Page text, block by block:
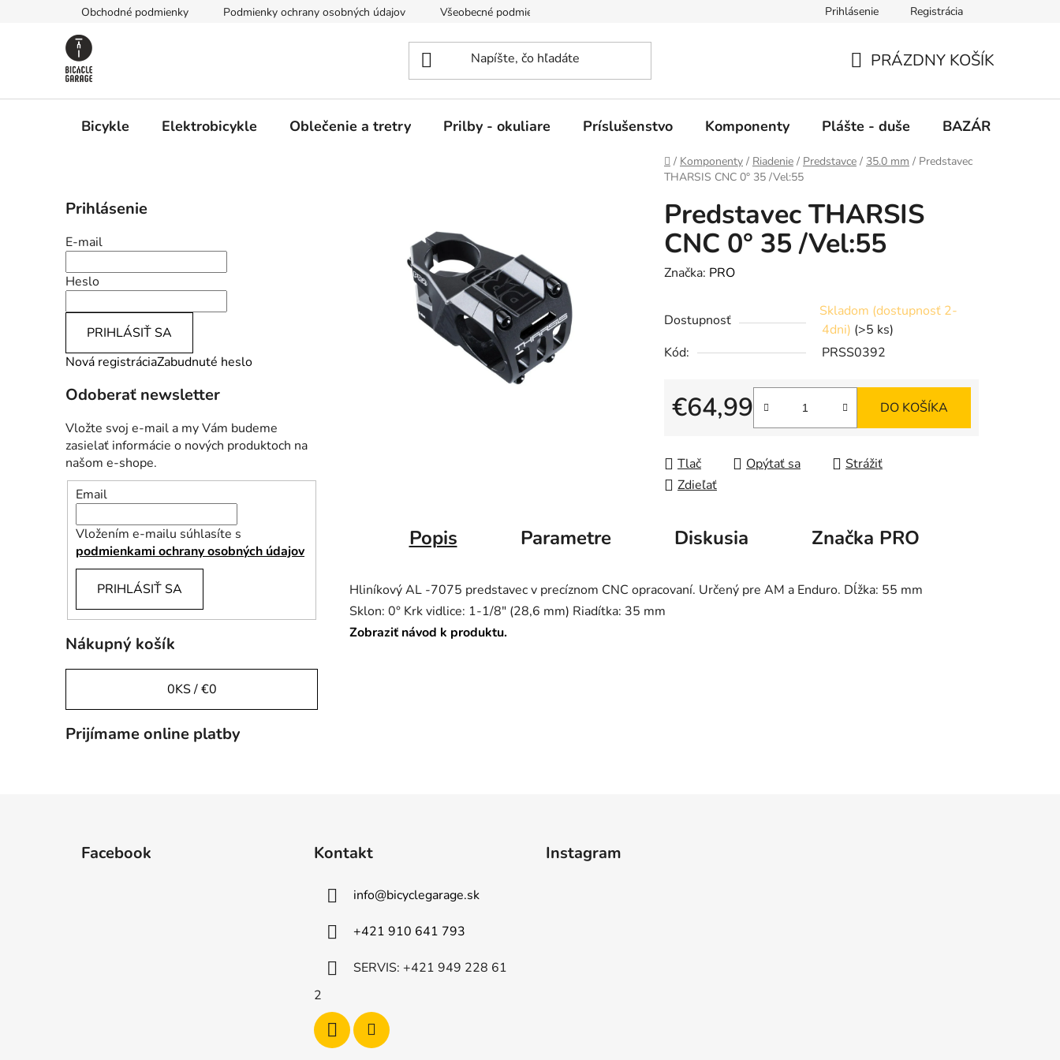
Obchodné podmienky Podmienky ochrany osobných údajov Všeobecné podmienky nájmu Prihlásenie Registrácia
KOŠÍK
PRÁZDNY KOŠÍK
Bicykle Elektrobicykle Oblečenie a tretry Prilby - okuliare Príslušenstvo Komponenty Plášte - duše BAZÁR
Domov
/ Komponenty / Riadenie / Predstavce / 35.0 mm / Predstavec
THARSIS CNC 0° 35 /Vel:55
o
č
n
ý
p
a
e
Prihlásenie
E-mail
Heslo
PRIHLÁSIŤ SA
Nová registráciaZabudnuté heslo
Odoberať newsletter
Vložte svoj e-mail a my Vám budeme
zasielať informácie o nových produktoch na
našom e-shope.
Email
Vložením e-mailu súhlasíte s
podmienkami ochrany osobných údajov
PRIHLÁSIŤ SA
Nákupný košík
0KS /€0
Prijímame online platby
Predstavec THARSIS
CNC 0° 35 /Vel:55
Značka: PRO
Dostupnosť
Skladom (dostupnosť 2-
4dni) (>5 ks)
Kód:
PRSS0392
€64,99
Jednotková cena:
DO KOŠÍKA
Tlač Opýtať sa
Strážiť
Zdieľať
Popis Parametre Diskusia Značka PRO
Hliníkový AL -7075 predstavec v precíznom CNC opracovaní. Určený pre AM a Enduro. Dĺžka: 55 mm
Sklon: 0° Krk vidlice: 1-1/8" (28,6 mm) Riadítka: 35 mm
Zobraziť návod k produktu.
Facebook Kontakt
info@bicyclegarage.sk
+421 910 641 793
SERVIS: +421 949 228 61
2
Instagram